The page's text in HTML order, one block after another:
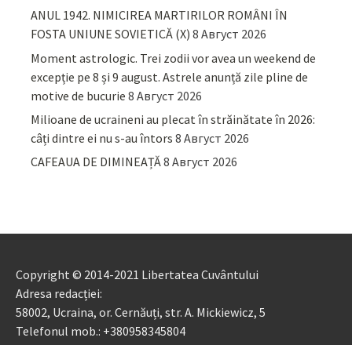
ANUL 1942. NIMICIREA MARTIRILOR ROMÂNI ÎN
FOSTA UNIUNE SOVIETICĂ (X) 8 Август 2026
Moment astrologic. Trei zodii vor avea un weekend de
excepție pe 8 și 9 august. Astrele anunță zile pline de
motive de bucurie 8 Август 2026
Milioane de ucraineni au plecat în străinătate în 2026:
câți dintre ei nu s-au întors 8 Август 2026
CAFEAUA DE DIMINEAȚĂ8 Август 2026
Copyright © 2014-2021 Libertatea Cuvântului
Adresa redacției:
58002, Ucraina, or. Cernăuți, str. A. Mickiewicz, 5
Telefonul mob.: +380958345804